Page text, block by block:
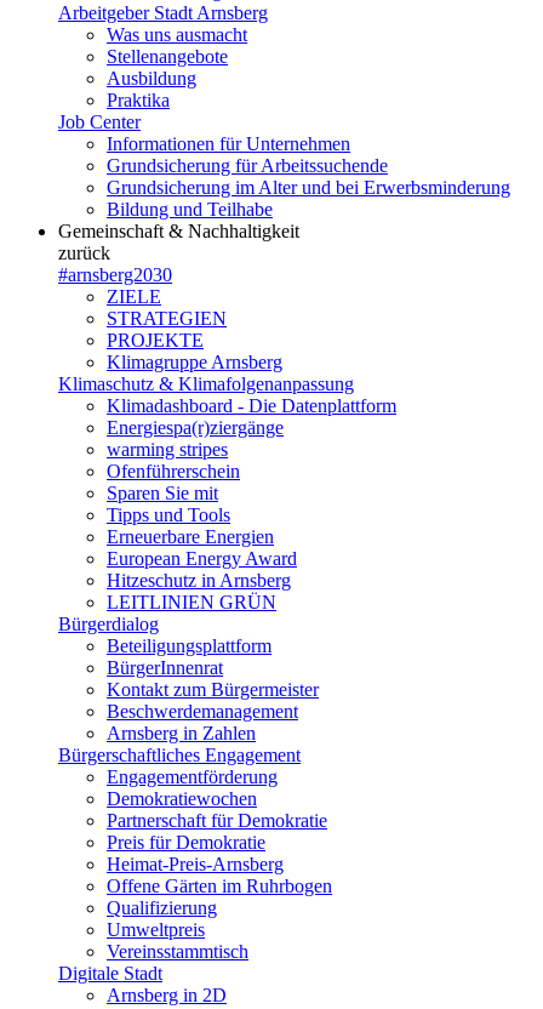
Arbeitgeber Stadt Arnsberg
Was uns ausmacht
Stellenangebote
Ausbildung
Praktika
Job Center
Informationen für Unternehmen
Grundsicherung für Arbeitssuchende
Grundsicherung im Alter und bei Erwerbsminderung
Bildung und Teilhabe
Gemeinschaft & Nachhaltigkeit
zurück
#arnsberg2030
ZIELE
STRATEGIEN
PROJEKTE
Klimagruppe Arnsberg
Klimaschutz & Klimafolgenanpassung
Klimadashboard - Die Datenplattform
Energiespa(r)ziergänge
warming stripes
Ofenführerschein
Sparen Sie mit
Tipps und Tools
Erneuerbare Energien
European Energy Award
Hitzeschutz in Arnsberg
LEITLINIEN GRÜN
Bürgerdialog
Beteiligungsplattform
BürgerInnenrat
Kontakt zum Bürgermeister
Beschwerdemanagement
Arnsberg in Zahlen
Bürgerschaftliches Engagement
Engagementförderung
Demokratiewochen
Partnerschaft für Demokratie
Preis für Demokratie
Heimat-Preis-Arnsberg
Offene Gärten im Ruhrbogen
Qualifizierung
Umweltpreis
Vereinsstammtisch
Digitale Stadt
Arnsberg in 2D